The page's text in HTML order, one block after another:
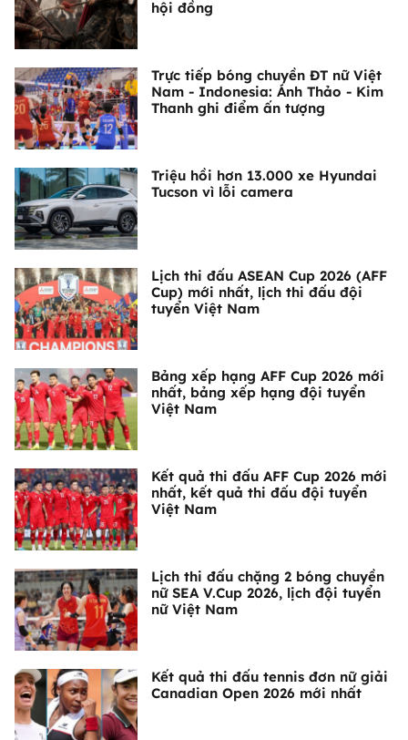
hội đồng
Trực tiếp bóng chuyền ĐT nữ Việt
Nam - Indonesia: Ánh Thảo - Kim
Thanh ghi điểm ấn tượng
Triệu hồi hơn 13.000 xe Hyundai
Tucson vì lỗi camera
Lịch thi đấu ASEAN Cup 2026 (AFF
Cup) mới nhất, lịch thi đấu đội
tuyển Việt Nam
Bảng xếp hạng AFF Cup 2026 mới
nhất, bảng xếp hạng đội tuyển
Việt Nam
Kết quả thi đấu AFF Cup 2026 mới
nhất, kết quả thi đấu đội tuyển
Việt Nam
Lịch thi đấu chặng 2 bóng chuyền
nữ SEA V.Cup 2026, lịch đội tuyển
nữ Việt Nam
Kết quả thi đấu tennis đơn nữ giải
Canadian Open 2026 mới nhất